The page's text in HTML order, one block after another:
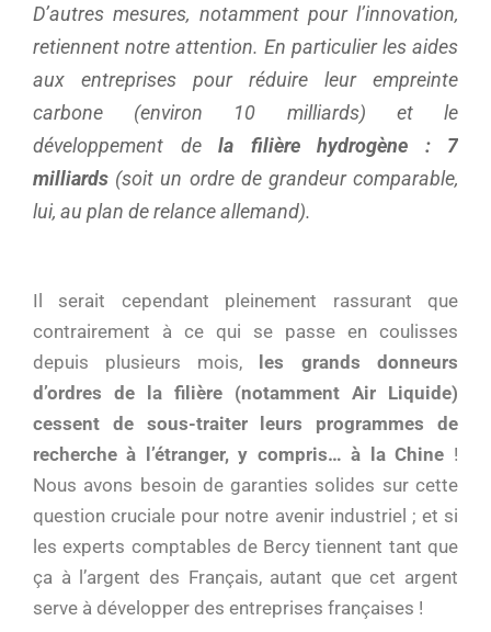
D’autres mesures, notamment pour l’innovation,
retiennent notre attention. En particulier les aides
aux entreprises pour réduire leur empreinte
carbone (environ 10 milliards) et le
développement de la filière hydrogène : 7
milliards (soit un ordre de grandeur comparable,
lui, au plan de relance allemand).
Il serait cependant pleinement rassurant que
contrairement à ce qui se passe en coulisses
depuis plusieurs mois,
les grands donneurs
d’ordres de la filière (notamment Air Liquide)
cessent de sous-traiter leurs programmes de
recherche à l’étranger, y compris… à la Chine !
Nous avons besoin de garanties solides sur cette
question cruciale pour notre avenir industriel ; et si
les experts comptables de Bercy tiennent tant que
ça à l’argent des Français, autant que cet argent
serve à développer des entreprises françaises !